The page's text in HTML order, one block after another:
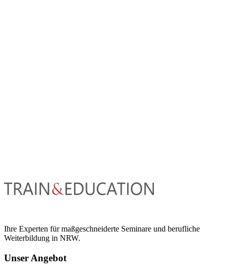
Ihre Experten für maßgeschneiderte Seminare und berufliche
Weiterbildung in NRW.
Unser Angebot